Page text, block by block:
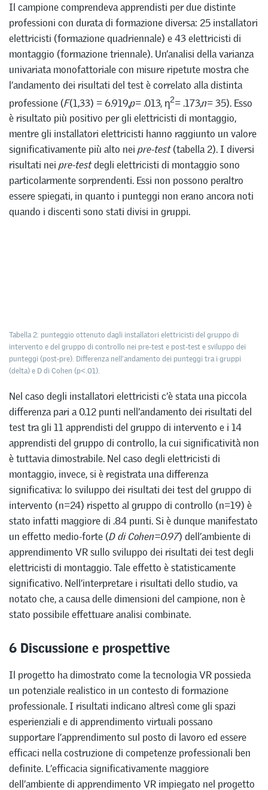
Il campione comprendeva apprendisti per due distinte
professioni con durata di formazione diversa: 25 installatori
elettricisti (formazione quadriennale) e 43 elettricisti di
montaggio (formazione triennale). Un’analisi della varianza
univariata monofattoriale con misure ripetute mostra che
l’andamento dei risultati del test è correlato alla distinta
professione (F(1,33) = 6.919,p= .013, η2= .173,n= 35). Esso
è risultato più positivo per gli elettricisti di montaggio,
mentre gli installatori elettricisti hanno raggiunto un valore
significativamente più alto nei pre-test(tabella 2). I diversi
risultati nei pre-testdegli elettricisti di montaggio sono
particolarmente sorprendenti. Essi non possono peraltro
essere spiegati, in quanto i punteggi non erano ancora noti
quando i discenti sono stati divisi in gruppi.
Tabella 2: punteggio ottenuto dagli installatori elettricisti del gruppo di
intervento e del gruppo di controllo nei pre-test e post-test e sviluppo dei
punteggi (post-pre). Differenza nell’andamento dei punteggi tra i gruppi
(delta) e D di Cohen (p<.01).
Nel caso degli installatori elettricisti c’è stata una piccola
differenza pari a 0.12 punti nell’andamento dei risultati del
test tra gli 11 apprendisti del gruppo di intervento e i 14
apprendisti del gruppo di controllo, la cui significatività non
è tuttavia dimostrabile. Nel caso degli elettricisti di
montaggio, invece, si è registrata una differenza
significativa: lo sviluppo dei risultati dei test del gruppo di
intervento (n=24) rispetto al gruppo di controllo (n=19) è
stato infatti maggiore di .84 punti. Si è dunque manifestato
un effetto medio-forte (D di Cohen=0.97) dell’ambiente di
apprendimento VR sullo sviluppo dei risultati dei test degli
elettricisti di montaggio. Tale effetto è statisticamente
significativo. Nell’interpretare i risultati dello studio, va
notato che, a causa delle dimensioni del campione, non è
stato possibile effettuare analisi combinate.
6 Discussione e prospettive
Il progetto ha dimostrato come la tecnologia VR possieda
un potenziale realistico in un contesto di formazione
professionale. I risultati indicano altresì come gli spazi
esperienziali e di apprendimento virtuali possano
supportare l’apprendimento sul posto di lavoro ed essere
efficaci nella costruzione di competenze professionali ben
definite. L’efficacia significativamente maggiore
dell’ambiente di apprendimento VR impiegato nel progetto